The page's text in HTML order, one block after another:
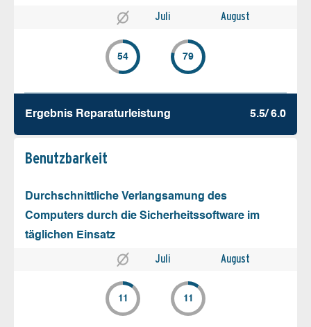
Juli August
54 79
Ergebnis Reparatur­leistung 5.5/ 6.0
Benutz­barkeit
Durchschnittliche Verlangsamung des
Computers durch die Sicherheitssoftware im
täglichen Einsatz
Juli August
11 11